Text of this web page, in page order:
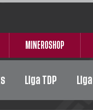
MINEROSHOP
Liga TDP